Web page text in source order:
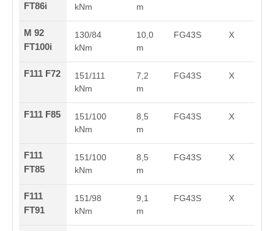
FT86i
kNm
m
M 92
FT100i
130/84
kNm
10,0
m
FG43S X
F111 F72
151/111
kNm
7,2
m
FG43S X
F111 F85
151/100
kNm
8,5
m
FG43S X
F111
FT85
151/100
kNm
8,5
m
FG43S X
F111
FT91
151/98
kNm
9,1
m
FG43S X